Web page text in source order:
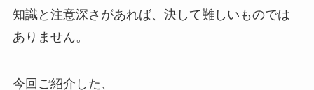
知識と注意深さがあれば、決して難しいものでは
ありません。
今回ご紹介した、